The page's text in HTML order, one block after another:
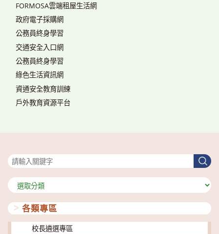
FORMOSA雲端租屋生活網
政府電子採購網
公務員終身學習
交通安全入口網
公務員終身學習
綠色生活資訊網
資通安全教育訓練
戶外教育資源平台
搜
尋
分
類
各類專區
校長遴選專區